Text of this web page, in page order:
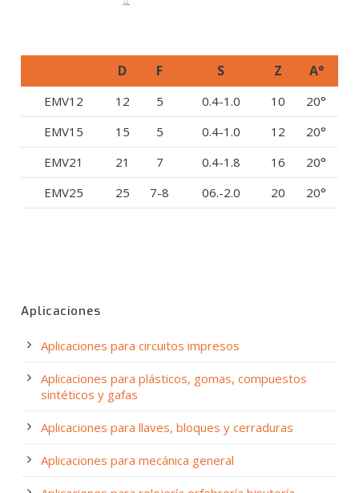
D F S Z A°
EMV12 12 5 0.4-1.0 10
20°
EMV15
15 5 0.4-1.0 12
20°
EMV21
21 7 0.4-1.8 16
20°
EMV25
25 7-8 06.-2.0 20 20°
Aplicaciones
Aplicaciones para circuitos impresos
Aplicaciones para plásticos, gomas, compuestos
sintéticos y gafas
Aplicaciones para llaves, bloques y cerraduras
Aplicaciones para mecánica general